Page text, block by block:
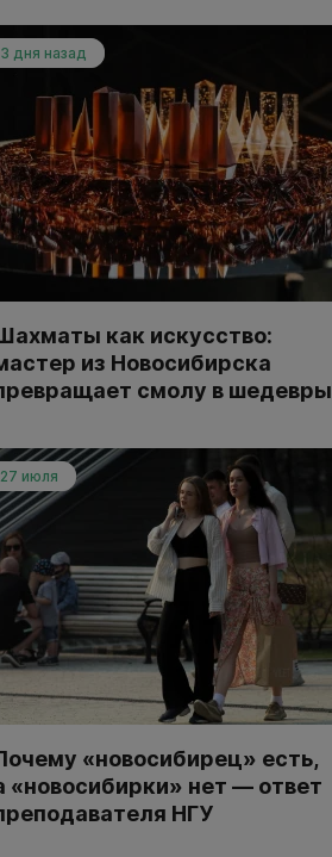
3 дня назад
как искусство:
из Новосибирска
смолу в шедевры
27 июля
«новосибирец» есть,
«новосибирки» нет — ответ
НГУ